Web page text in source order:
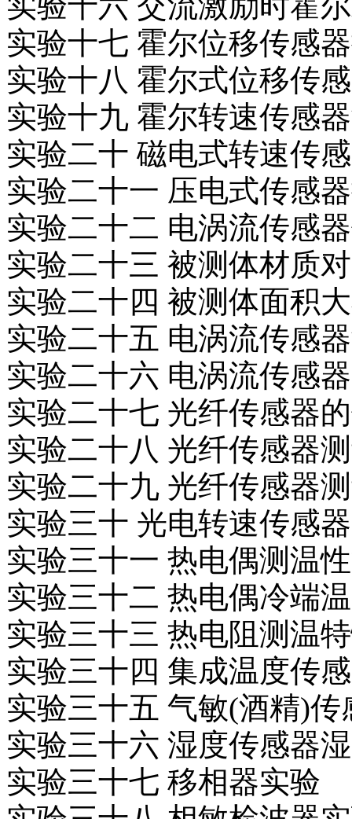
实验十七 霍尔位移传感
实验十八 霍尔式位移传
实验十九 霍尔转速传感
实验二十 磁电式转速传
实验二十一 压电式传感
实验二十二 电涡流传感
实验二十三 被测体材质
实验二十四 被测体面积
实验二十五 电涡流传感
实验二十六 电涡流传感
实验二十七 光纤传感器
实验二十八 光纤传感器
实验二十九 光纤传感器
实验三十 光电转速传感
实验三十一 热电偶测温
实验三十二 热电偶冷端
实验三十三 热电阻测温
实验三十四 集成温度传
实验三十五 气敏(酒精)
实验三十六 湿度传感器
实验三十七 移相器实验